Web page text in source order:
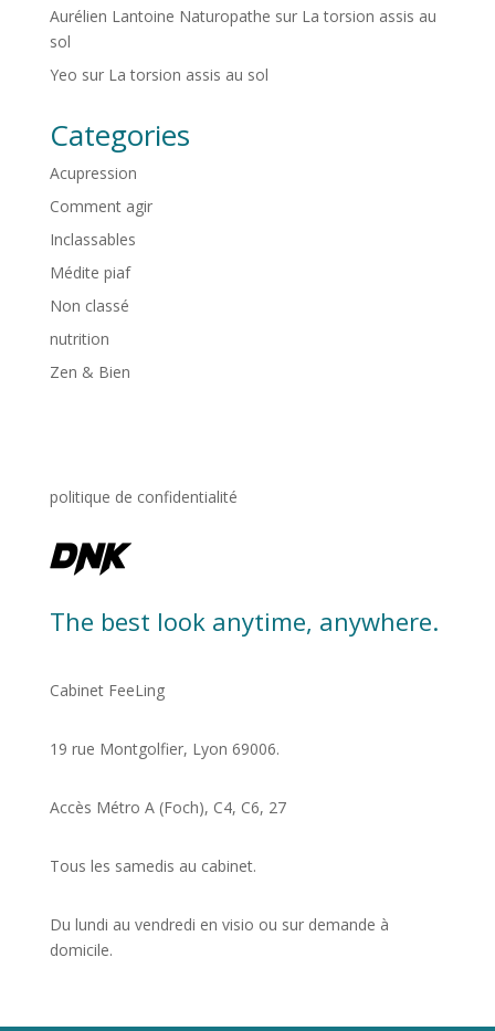
Aurélien Lantoine Naturopathe sur La torsion assis au
sol
Yeo sur La torsion assis au sol
Categories
Acupression
Comment agir
Inclassables
Médite piaf
Non classé
nutrition
Zen & Bien
politique de confidentialité
The best look anytime, anywhere.
Cabinet FeeLing
19 rue Montgolfier, Lyon 69006.
Accès Métro A (Foch), C4, C6, 27
Tous les samedis au cabinet.
Du lundi au vendredi en visio ou sur demande à
domicile.